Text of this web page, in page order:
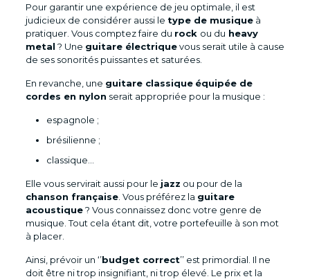
Pour garantir une expérience de jeu optimale, il est
judicieux de considérer aussi le type de musiqueà
pratiquer. Vous comptez faire du rock ou du heavy
metal ? Une guitare électriquevous serait utile à cause
de ses sonorités puissantes et saturées.
En revanche, une guitare classique équipée de
cordes en nylon serait appropriée pour la musique :
espagnole ;
brésilienne ;
classique…
Elle vous servirait aussi pour le jazz ou pour de la
chanson française. Vous préférez la guitare
acoustique? Vous connaissez donc votre genre de
musique. Tout cela étant dit, votre portefeuille à son mot
à placer.
Ainsi, prévoir un ‘’budget correct’’ est primordial. Il ne
doit être ni trop insignifiant, ni trop élevé. Le prix et la